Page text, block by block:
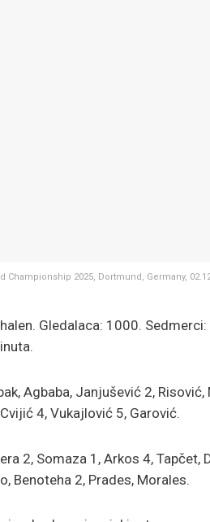
Championship 2025, Dortmund, Germany,
Gledalaca: 1000.
Agbaba, Janjušević 2,
4, Vukajlović 5, Garović.
2, Somaza 1, Arkos 4, Tapčet,
Benoteha 2, Prades, Morales.